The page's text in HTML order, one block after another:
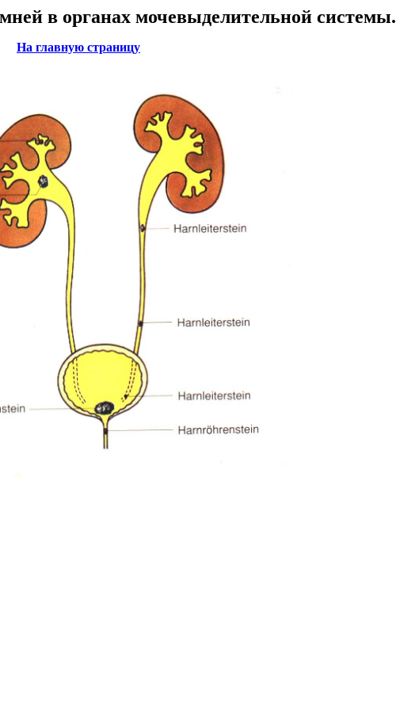
в органах мочевыделительной системы.
На главную страницу